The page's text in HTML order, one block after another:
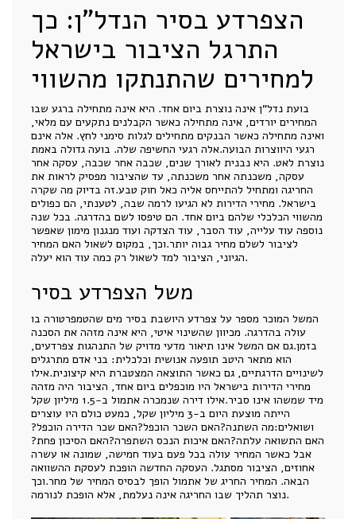
הצפרדע בסיר הנדל"ן: כך
התרגל הציבור בישראל
למחירים שהתנתקו מהשווי
בועת נדל"ן אינה נוצרת ביום אחד. היא אינה מתחילה ברגע שבו
המחירים יורדים, אינה מתחילה כאשר הקבלנים נתקעים עם מלאי,
ואינה מתחילה כאשר הבנקים מתחילים לגלות סימני לחץ. אלה אינם
רגעי היווצרות הבועה.אלה רגעי החשיפה שלה. בועה גדולה באמת
נוצרת לאט. היא נבנית לאורך שנים, שכבה אחר שכבה, עסקה אחר
עסקה, משכנתה אחר משכנתה, עד שהציבור מפסיק לראות את
החריגה ומתחיל להתייחס אליה כאל חוק טבע.זה בדיוק מה שקרה
בישראל. מחירי הדירות לא הגיעו לרמה שבה, לטענתי, הם כפולים
מהשווי הכלכלי שלהם ביום אחד. הם טיפסו לשם בהדרגה. בכל שנה
נוספה עוד עלייה, עוד הסבר, עוד הצדקה ועוד מנגנון מימון שאפשר
לציבור לשלם מחיר גבוה יותר.וכך, במקום לשאול האם המחיר
הגיוני, הציבור למד לשאול רק כמה עוד הוא יעלה.
משל הצפרדע בסיר
המשל המוכר מספר על צפרדע היושבת בסיר מים שהטמפרטורה בו
עולה בהדרגה. מכיוון שהשינוי איטי, היא אינה מזהה את הסכנה
בזמן.גם אם המשל אינו תיאור מדעי מדויק של התנהגות צפרדעים,
הוא מתאר היטב תופעה אנושית וכלכלית: בני אדם מתרגלים
לשינויים הדרגתיים, גם כאשר התוצאה המצטברת היא קיצונית.אילו
מחירי הדירות בישראל היו מוכפלים ביום אחד, הציבור היה מזהה
מיד שמשהו אינו סביר.אילו דירה שנמכרה אתמול ב-1.5 מיליון שקל
הייתה מוצעת היום ב-3 מיליון שקל, כמעט כולם היו עוצרים
ושואלים:מה השתנה?האם השכר הוכפל?האם שכר הדירה הוכפל?
האם התשואה עלתה?האם איכות הנכס השתפרה?האם הסיכון פחת?
אבל כאשר המחיר עולה בכל פעם בעוד חמישה, שמונה או עשרה
אחוזים, הציבור מסתגל. העסקה החדשה הופכת לעסקת ההשוואה
הבאה. המחיר החריג של אתמול הופך לבסיס המחיר של מחר.וכך
נוצר תהליך שבו החריגה אינה נעלמת, אלא הופכת לנורמה.